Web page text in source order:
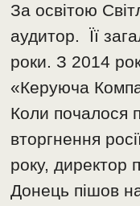
За освітою
аудитор. Її
роки. З 2014
«Керуюча
Коли почалося
вторгнення
року, директор
Донець пішов